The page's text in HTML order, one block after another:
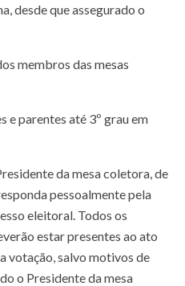
desde que assegurado o
membros das mesas
e parentes até 3º grau em
da mesa coletora, de
pessoalmente pela
eleitoral. Todos os
estar presentes ao ato
votação, salvo motivos de
o Presidente da mesa